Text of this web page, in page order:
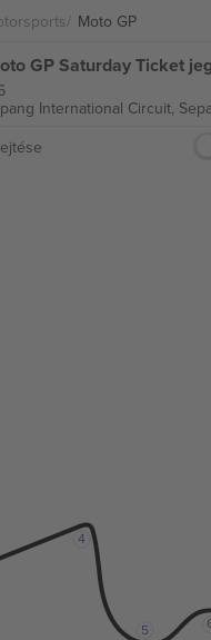
Moto GP
GP Saturday Ticket
International Circuit,
4
5